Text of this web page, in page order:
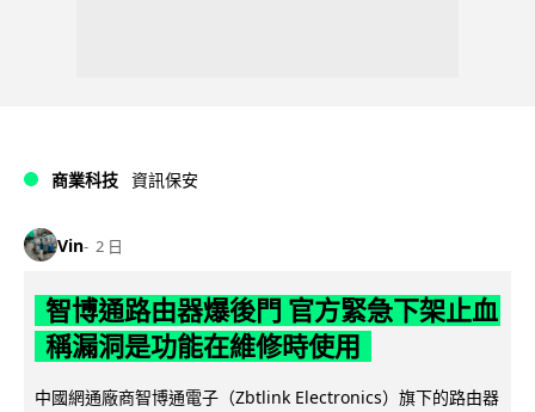
商業科技 資訊保安
Vin 2 日
智博通路由器爆後門 官方緊急下架止血
稱漏洞是功能在維修時使用
中國網通廠商智博通電子（Zbtlink Electronics）旗下的路由器